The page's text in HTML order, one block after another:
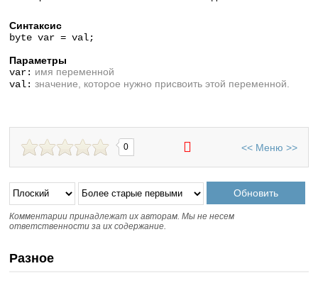
Синтаксис
byte var = val;
Параметры
var: имя переменной
val: значение, которое нужно присвоить этой переменной.
0 << Меню >>
Комментарии принадлежат их авторам. Мы не несем
ответственности за их содержание.
Разное